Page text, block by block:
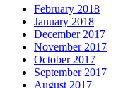
February 2018
January 2018
December 2017
November 2017
October 2017
September 2017
August 2017